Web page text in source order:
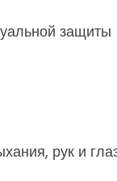
рук и